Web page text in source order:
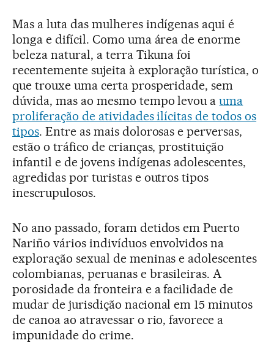
Mas a luta das mulheres indígenas aqui é
longa e difícil. Como uma área de enorme
beleza natural, a terra Tikuna foi
recentemente sujeita à exploração turística, o
que trouxe uma certa prosperidade, sem
dúvida, mas ao mesmo tempo levou auma
proliferação de atividades ilícitas de todos os
tipos. Entre as mais dolorosas e perversas,
estão o tráfico de crianças, prostituição
infantil e de jovens indígenas adolescentes,
agredidas por turistas e outros tipos
inescrupulosos.
No ano passado, foram detidos em Puerto
Nariño vários indivíduos envolvidos na
exploração sexual de meninas e adolescentes
colombianas, peruanas e brasileiras. A
porosidade da fronteira e a facilidade de
mudar de jurisdição nacional em 15 minutos
de canoa ao atravessar o rio, favorece a
impunidade do crime.